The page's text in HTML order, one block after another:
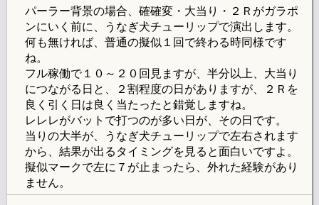
パーラー背景の場合、確確変・大当り・２Ｒがガラポ
ンにいく前に、うなぎ犬チューリップで演出します。
何も無ければ、普通の擬似１回で終わる時同様です
ね。
フル稼働で１０～２０回見ますが、半分以上、大当り
につながる日と、２割程度の日がありますが、２Ｒを
良く引く日は良く当たったと錯覚しますね。
レレレがバットで打つのが多い日が、その日です。
当りの大半が、うなぎ犬チューリップで左右されます
から、結果が出るタイミングを見ると面白いですよ。
擬似マークで左に７が止まったら、外れた経験があり
ません。